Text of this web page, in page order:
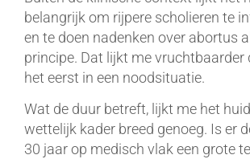
belangrijk om rijpere scholieren te
en te doen nadenken over abortus
principe. Dat lijkt me vruchtbaarder
het eerst in een noodsituatie.
Wat de duur betreft, lijkt me het
wettelijk kader breed genoeg. Is er
30 jaar op medisch vlak een grote